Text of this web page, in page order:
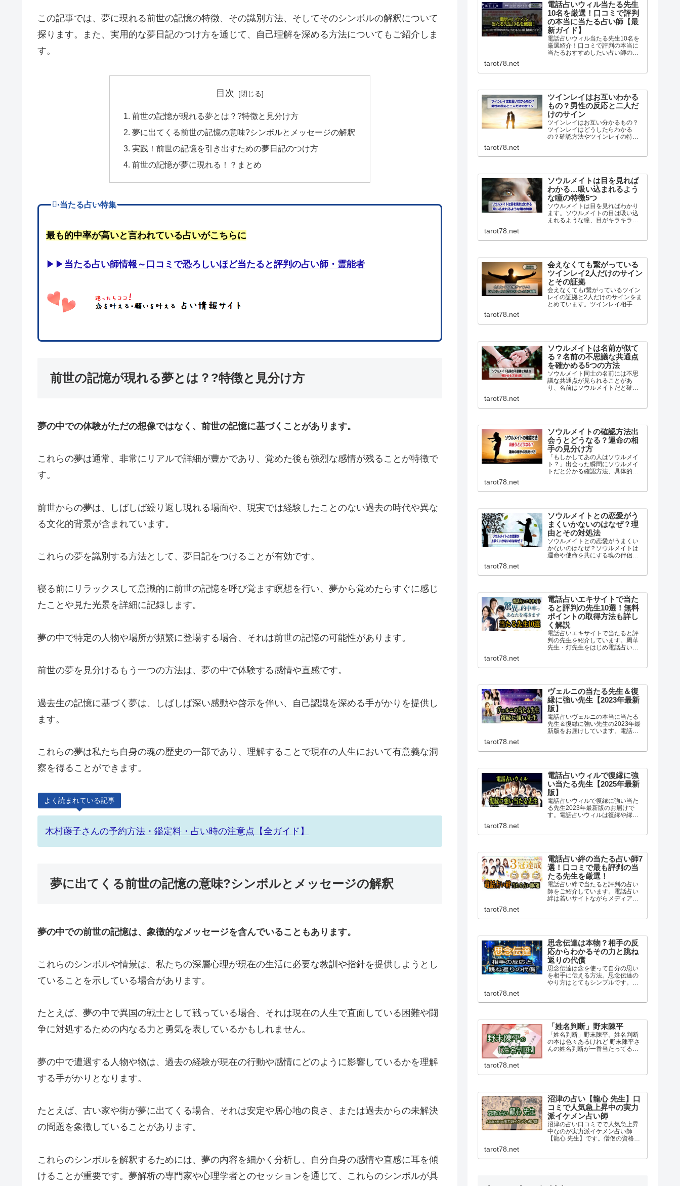
この記事では、夢に現れる前世の記憶の特徴、その識別方法、そしてそのシンボルの解釈について
探ります。また、実用的な夢日記のつけ方を通じて、自己理解を深める方法についてもご紹介しま
す。
目次
前世の記憶が現れる夢とは？?特徴と見分け方
夢に出てくる前世の記憶の意味?シンボルとメッセージの解釈
実践！前世の記憶を引き出すための夢日記のつけ方
前世の記憶が夢に現れる！？まとめ
当たる占い特集
最も的中率が高いと言われている占いがこちらに
▶▶ 当たる占い師情報～口コミで恐ろしいほど当たると評判の占い師・霊能者
前世の記憶が現れる夢とは？?特徴と見分け方
夢の中での体験がただの想像ではなく、前世の記憶に基づくことがあります。
これらの夢は通常、非常にリアルで詳細が豊かであり、覚めた後も強烈な感情が残ることが特徴で
す。
前世からの夢は、しばしば繰り返し現れる場面や、現実では経験したことのない過去の時代や異な
る文化的背景が含まれています。
これらの夢を識別する方法として、夢日記をつけることが有効です。
寝る前にリラックスして意識的に前世の記憶を呼び覚ます瞑想を行い、夢から覚めたらすぐに感じ
たことや見た光景を詳細に記録します。
夢の中で特定の人物や場所が頻繁に登場する場合、それは前世の記憶の可能性があります。
前世の夢を見分けるもう一つの方法は、夢の中で体験する感情や直感です。
過去生の記憶に基づく夢は、しばしば深い感動や啓示を伴い、自己認識を深める手がかりを提供し
ます。
これらの夢は私たち自身の魂の歴史の一部であり、理解することで現在の人生において有意義な洞
察を得ることができます。
よく読まれている記事
木村藤子さんの予約方法・鑑定料・占い時の注意点【全ガイド】
夢に出てくる前世の記憶の意味?シンボルとメッセージの解釈
夢の中での前世の記憶は、象徴的なメッセージを含んでいることもあります。
これらのシンボルや情景は、私たちの深層心理が現在の生活に必要な教訓や指針を提供しようとし
ていることを示している場合があります。
たとえば、夢の中で異国の戦士として戦っている場合、それは現在の人生で直面している困難や闘
争に対処するための内なる力と勇気を表しているかもしれません。
夢の中で遭遇する人物や物は、過去の経験が現在の行動や感情にどのように影響しているかを理解
する手がかりとなります。
たとえば、古い家や街が夢に出てくる場合、それは安定や居心地の良さ、または過去からの未解決
の問題を象徴していることがあります。
これらのシンボルを解釈するためには、夢の内容を細かく分析し、自分自身の感情や直感に耳を傾
けることが重要です。夢解析の専門家や心理学者とのセッションを通じて、これらのシンボルが具
電話占いウィル当たる先生
10名を厳選！口コミで評判
の本当に当たる占い師【最
新ガイド】
電話占いウィル当たる先生10名を
厳選紹介！口コミで評判の本当に
当たるおすすめしたい占い師の最
人に向いているのか、良い口コミ
きます！
tarot78.net
ツインレイはお互いわかる
もの？男性の反応と二人だ
けのサイン
ツインレイはお互い分かるもの？
ツインレイはどうしたらわかる
の？確認方法やツインレイの特
か、ツインレイ男性の反応につい
tarot78.net
ソウルメイトは目を見れば
わかる…吸い込まれるよう
な瞳の特徴5つ
ソウルメイトは目を見ればわかり
ます。ソウルメイトの目は吸い込
まれるような瞳、目がキラキラと
強い直観力で判断を間違えること
ことが多いので注意が必要です。
tarot78.net
会えなくても繋がっている
ツインレイ2人だけのサイン
とその証拠
会えなくてもr繋がっているツイン
レイの証拠と2人だけのサインをま
とめています。ツインレイ相手の
ても繋がっているサインは幾つも
tarot78.net
ソウルメイトは名前が似て
る？名前の不思議な共通点
を確かめる5つの方法
ソウルメイト同士の名前には不思
議な共通点が見られることがあ
り、名前はソウルメイトだと確か
ックネームが似ているなどを基に
分け方を詳しく紹介しています。
tarot78.net
ソウルメイトの確認方法出
会うとどうなる？運命の相
手の見分け方
「もしかしてあの人はソウルメイ
ト？」出会った瞬間にソウルメイ
トだと分かる確認方法、具体的な
などを詳しく説明しています。目
身が一番分よく判っています。
tarot78.net
ソウルメイトとの恋愛がう
まくいかないのはなぜ？理
由とその対処法
ソウルメイトとの恋愛がうまくい
かないのはなぜ？ソウルメイトは
運命や使命を共にする魂の伴侶。
ないとよくいわれます。なぜうま
tarot78.net
電話占いエキサイトで当た
ると評判の先生10選！無料
ポイントの取得方法も詳し
く解説
電話占いエキサイトで当たると評
判の先生を紹介しています。周華
先生・灯先生をはじめ電話占いエ
占い師が複数在籍。初回無料ポイ
鑑定が体験できます。
tarot78.net
ヴェルニの当たる先生＆復
縁に強い先生【2023年最新
版】
電話占いヴェルニの本当に当たる
先生＆復縁に強い先生の2023年最
新版をお届けしています。電話占
の占い師と交渉し専属契約を結ん
在籍しています。
tarot78.net
電話占いウィルで復縁に強
い当たる先生【2025年最新
版】
電話占いウィルで復縁に強い当た
る先生2023年最新版のお届けで
す。電話占いウィルは復縁や縁結
とする先生も多く相手の気持ちや
いアドバイスを頂けます。
tarot78.net
電話占い絆の当たる占い師7
選！口コミで最も評判の当
たる先生を厳選！
電話占い絆で当たると評判の占い
師をご紹介しています。電話占い
絆は若いサイトながらメディアで
い的中率を誇る当たる先生が多数
お試し鑑定もできますよ！
tarot78.net
思念伝達は本物？相手の反
応からわかるその力と跳ね
返りの代償
思念伝達は念を使って自分の思い
を相手に伝える方法。思念伝達の
やり方はとてもシンプルです。相
特に力が強く跳ね返るのリスクも
tarot78.net
「姓名判断」野末陳平
「姓名判断」野末陳平。姓名判断
の本は色々あるけれど 野末陳平さ
んの姓名判断が一番当たってる気
と驚かされます。野末陳平さんの
tarot78.net
沼津の占い【龍心 先生】口
コミで人気急上昇中の実力
派イケメン占い師
沼津の占い口コミでで人気急上昇
中なのが実力派イケメン占い師
【龍心 先生】です。僧侶の資格も
日々幅広い相談があります。占い
tarot78.net